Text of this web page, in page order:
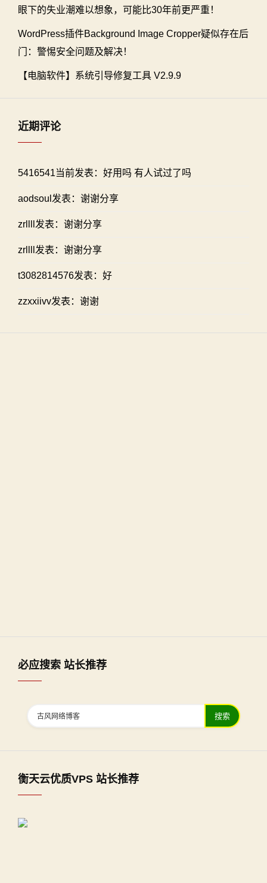
眼下的失业潮难以想象，可能比30年前更严重！
WordPress插件Background Image Cropper疑似存在后
门：警惕安全问题及解决！
【电脑软件】系统引导修复工具 V2.9.9
近期评论
5416541当前发表：好用吗 有人试过了吗
aodsoul发表：谢谢分享
zrllll发表：谢谢分享
zrllll发表：谢谢分享
t3082814576发表：好
zzxxiivv发表：谢谢
必应搜索 站长推荐
搜索
衡天云优质VPS 站长推荐